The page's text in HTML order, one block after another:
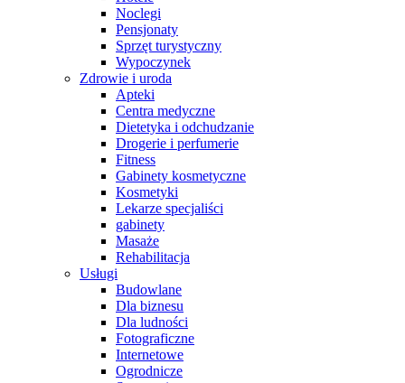
Noclegi
Pensjonaty
Sprzęt turystyczny
Wypoczynek
Zdrowie i uroda
Apteki
Centra medyczne
Dietetyka i odchudzanie
Drogerie i perfumerie
Fitness
Gabinety kosmetyczne
Kosmetyki
Lekarze specjaliści
gabinety
Masaże
Rehabilitacja
Usługi
Budowlane
Dla biznesu
Dla ludności
Fotograficzne
Internetowe
Ogrodnicze